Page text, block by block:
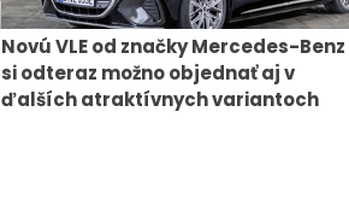
Novú VLE od značky Mercedes-Benz
si odteraz možno objednať aj v
ďalších atraktívnych variantoch